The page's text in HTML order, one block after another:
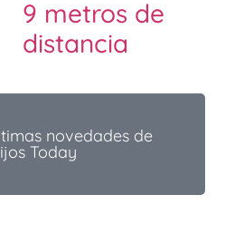
9 metros de
distancia
novedades de
Today